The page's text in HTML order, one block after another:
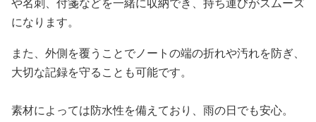
になります。
また、外側を覆うことでノートの端の折れや汚れを防ぎ、
大切な記録を守ることも可能です。
素材によっては防水性を備えており、雨の日でも安心。